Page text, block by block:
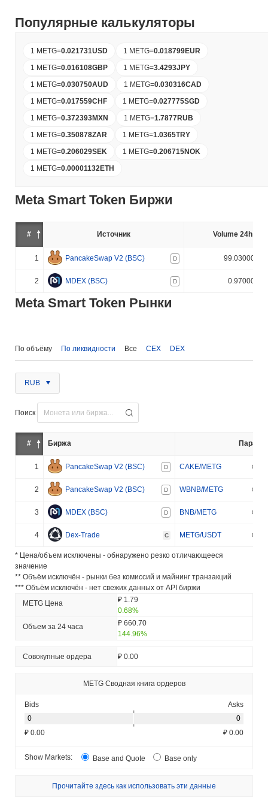
Популярные калькуляторы
1 METG=0.021731USD 1 METG=0.018799EUR
1 METG=0.016108GBP 1 METG=3.4293JPY
1 METG=0.030750AUD 1 METG=0.030316CAD
1 METG=0.017559CHF 1 METG=0.027775SGD
1 METG=0.372393MXN 1 METG=1.7877RUB
1 METG=0.350878ZAR 1 METG=1.0365TRY
1 METG=0.206029SEK 1 METG=0.206715NOK
1 METG=0.00001132ETH
Meta Smart Token Биржи
# Источник Volume 24h (%)
1 PancakeSwap V2 (BSC) D 99.030000%
2 MDEX (BSC) D 0.970000%
Meta Smart Token Рынки
По объёму По ликвидности Все CEX DEX
RUB
Поиск
# Биржа Пара
1 PancakeSwap V2 (BSC) D CAKE/METG
2 PancakeSwap V2 (BSC) D WBNB/METG
3 MDEX (BSC) D BNB/METG
4 Dex-Trade C METG/USDT
* Цена/объем исключены - обнаружено резко отличающееся
значение
** Объём исключён - рынки без комиссий и майнинг транзакций
*** Объём исключён - нет свежих данных от API биржи
METG Цена
₽ 1.79
0.68%
Объем за 24 часа
₽ 660.70
144.96%
Совокупные ордера ₽ 0.00
METG Сводная книга ордеров
Bids Asks
₽ 0.00 ₽ 0.00
Show Markets: Base and Quote Base only
Прочитайте здесь как использовать эти данные